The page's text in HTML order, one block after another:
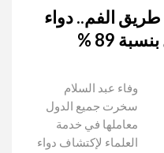
الفم.. دواء
89 %
وفاء عبد السلام
سخرت جميع الدول
معاملها في خدمة
العلماء لإكتشاف دواء